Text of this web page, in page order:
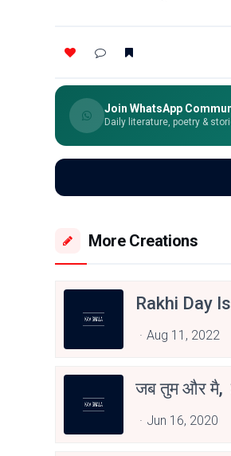
Join WhatsApp
Daily literature, poetry &
More Creations
Rakhi Day
Aug 11, 2022
जब तुम और मै,
Jun 16, 2020